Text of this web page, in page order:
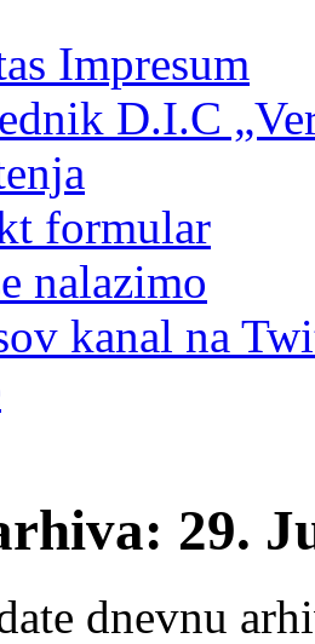
Impresum
D.I.C
formular
nalazimo
kanal na
29.
dnevnu